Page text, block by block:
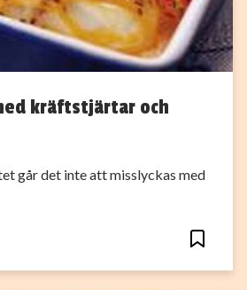
kräftstjärtar och
går det inte att misslyckas med